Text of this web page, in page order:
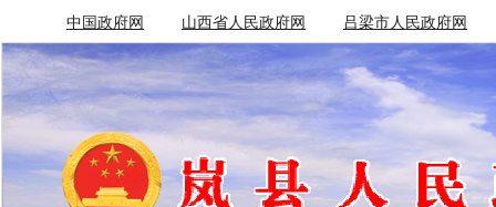
中国政府网 山西省人民政府网 吕梁市人民政府网